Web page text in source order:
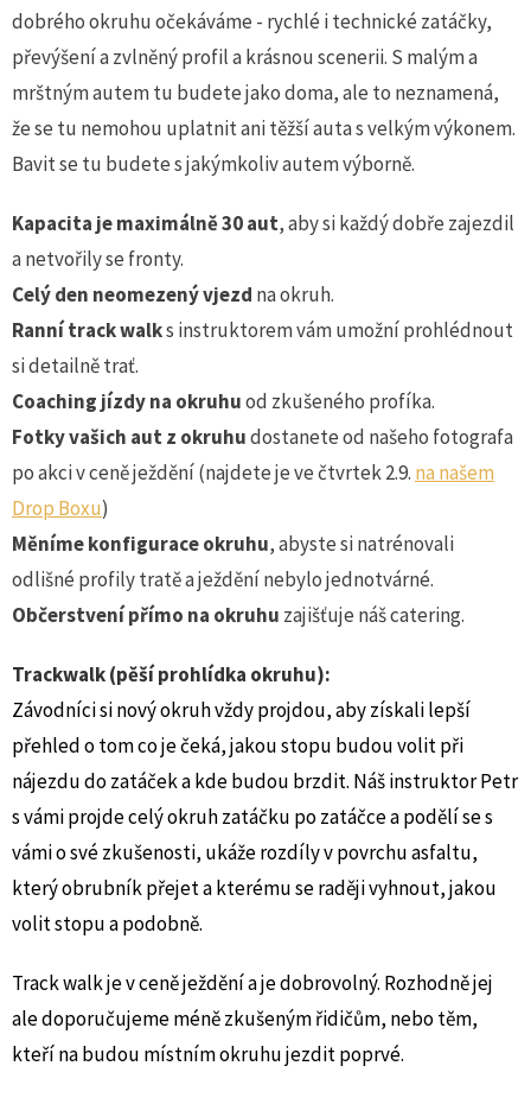
dobrého okruhu očekáváme - rychlé i technické zatáčky,
převýšení a zvlněný profil a krásnou scenerii. S malým a
mrštným autem tu budete jako doma, ale to neznamená,
že se tu nemohou uplatnit ani těžší auta s velkým výkonem.
Bavit se tu budete s jakýmkoliv autem výborně.
Kapacita je maximálně 30 aut, aby si každý dobře zajezdil
a netvořily se fronty.
Celý den neomezený vjezd na okruh.
Ranní track walks instruktorem vám umožní prohlédnout
si detailně trať.
Coaching jízdy na okruhuod zkušeného profíka.
Fotky vašich aut z okruhudostanete od našeho fotografa
po akci v ceně ježdění (najdete je ve čtvrtek 2.9. na našem
Drop Boxu)
Měníme konfigurace okruhu, abyste si natrénovali
odlišné profily tratě a ježdění nebylo jednotvárné.
Občerstvení přímo na okruhu zajišťuje náš catering.
Trackwalk (pěší prohlídka okruhu):
Závodníci si nový okruh vždy projdou, aby získali lepší
přehled o tom co je čeká, jakou stopu budou volit při
nájezdu do zatáček a kde budou brzdit. Náš instruktor Petr
s vámi projde celý okruh zatáčku po zatáčce a podělí se s
vámi o své zkušenosti, ukáže rozdíly v povrchu asfaltu,
který obrubník přejet a kterému se raději vyhnout, jakou
volit stopu a podobně.
Track walk je v ceně ježdění a je dobrovolný. Rozhodně jej
ale doporučujeme méně zkušeným řidičům, nebo těm,
kteří na budou místním okruhu jezdit poprvé.